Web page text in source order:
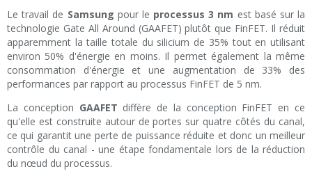
Le travail de Samsung pour le processus 3 nm est basé sur la
technologie Gate All Around (GAAFET) plutôt que FinFET. Il réduit
apparemment la taille totale du silicium de 35% tout en utilisant
environ 50% d'énergie en moins. Il permet également la même
consommation d'énergie et une augmentation de 33% des
performances par rapport au processus FinFET de 5 nm.
La conception GAAFET diffère de la conception FinFET en ce
qu'elle est construite autour de portes sur quatre côtés du canal,
ce qui garantit une perte de puissance réduite et donc un meilleur
contrôle du canal - une étape fondamentale lors de la réduction
du nœud du processus.